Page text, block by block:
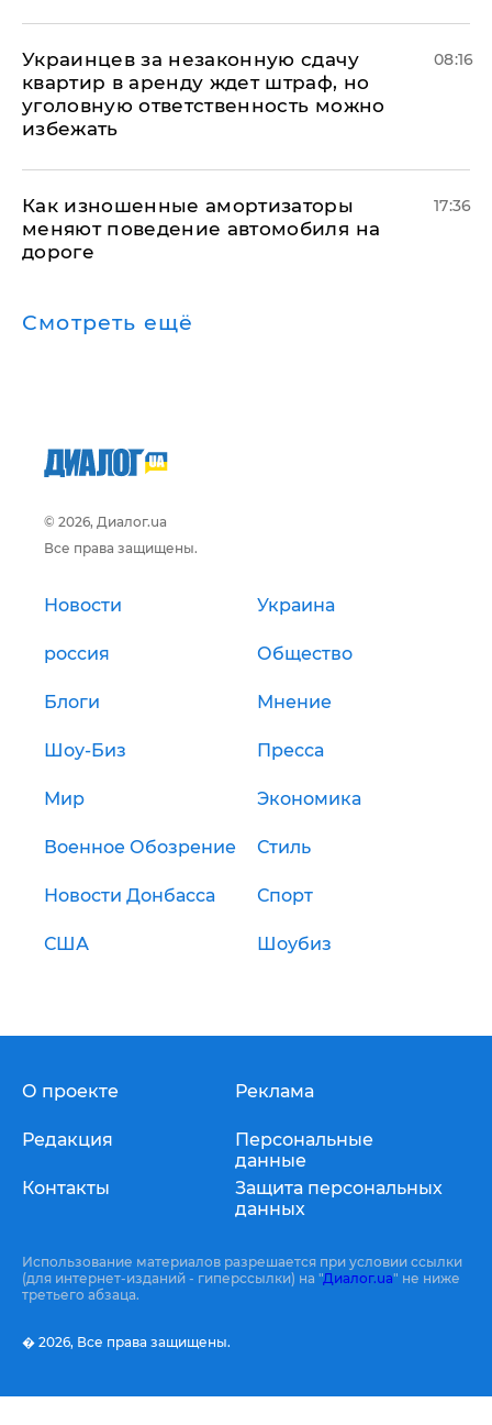
Украинцев за незаконную сдачу
квартир в аренду ждет штраф, но
уголовную ответственность можно
избежать
08:16
Как изношенные амортизаторы
меняют поведение автомобиля на
дороге
17:36
Смотреть ещё
© 2026, Диалог.ua
Все права защищены.
Новости Украина
россия Общество
Блоги Мнение
Шоу-Биз Пресса
Мир Экономика
Военное Обозрение Стиль
Новости Донбасса Спорт
США Шоубиз
О проекте
Редакция
Контакты
Реклама
Персональные
данные
Защита персональных
данных
Использование материалов разрешается при условии ссылки
(для интернет-изданий - гиперссылки) на "Диалог.ua" не ниже
третьего абзаца.
� 2026, Все права защищены.